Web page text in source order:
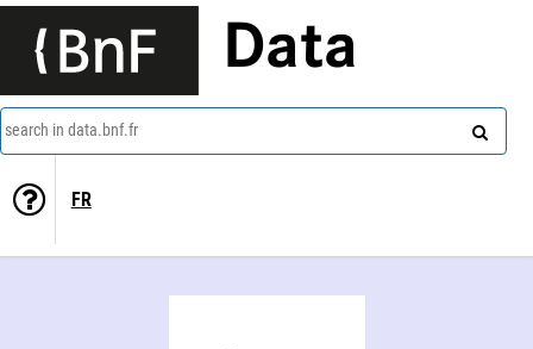
Data
search in data.bnf.fr
FR